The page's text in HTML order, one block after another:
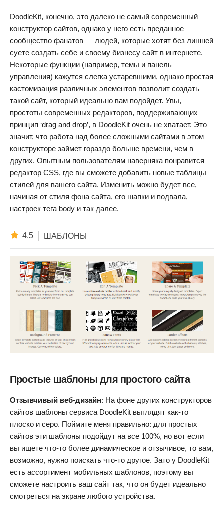
DoodleKit, конечно, это далеко не самый современный
конструктор сайтов, однако у него есть преданное
сообщество фанатов — людей, которые хотят без лишней
суете создать себе и своему бизнесу сайт в интернете.
Некоторые функции (например, темы и панель
управления) кажутся слегка устаревшими, однако простая
кастомизация различных элементов позволит создать
такой сайт, который идеально вам подойдет. Увы,
простоты современных редакторов, поддерживающих
принцип ‘drag and drop’, в DoodleKit очень не хватает. Это
значит, что работа над более сложными сайтами в этом
конструкторе займет гораздо больше времени, чем в
других. Опытным пользователям наверняка понравится
редактор CSS, где вы сможете добавить новые таблицы
стилей для вашего сайта. Изменить можно будет все,
начиная от стиля фона сайта, его шапки и подвала,
настроек тега body и так далее.
4.5 ШАБЛОНЫ
Простые шаблоны для простого сайта
Отзывчивый веб-дизайн: На фоне других конструкторов
сайтов шаблоны сервиса DoodleKit выглядят как-то
плоско и серо. Поймите меня правильно: для простых
сайтов эти шаблоны подойдут на все 100%, но вот если
вы ищете что-то более динамическое и отзычивое, то вам,
возможно, нужно поискать что-то другое. Зато у DoodleKit
есть ассортимент мобильных шаблонов, поэтому вы
сможете настроить ваш сайт так, что он будет идеально
смотреться на экране любого устройства.